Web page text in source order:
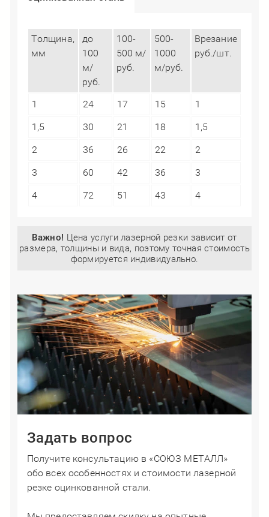
Толщина,
мм
до
100
м/
руб.
100-
500 м/
руб.
500-
1000
м/руб.
Врезание
руб./шт.
1 24 17 15
1
1,5
30 21 18
1,5
2
36 26 22
2
3
60 42 36
3
4
72 51 43 4
Важно! Цена услуги лазерной резки зависит от
размера, толщины и вида, поэтому точная стоимость
формируется индивидуально.
Задать вопрос
Получите консультацию в «СОЮЗ МЕТАЛЛ»
обо всех особенностях и стоимости лазерной
резке оцинкованной стали.